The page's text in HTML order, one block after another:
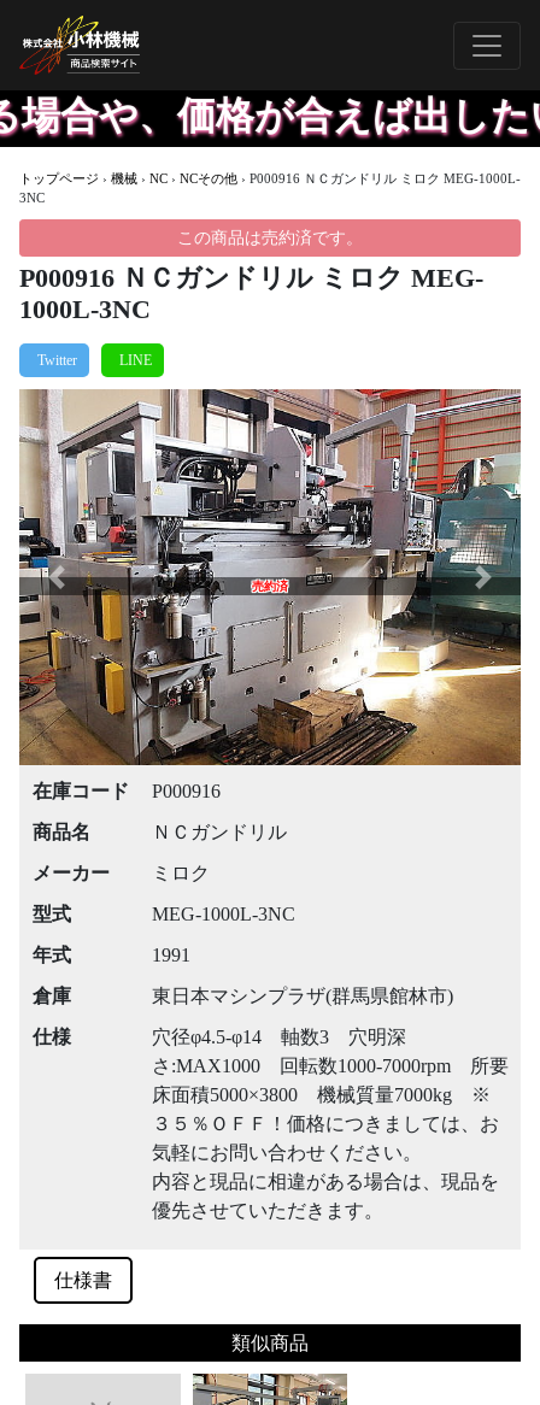
価格が合えば出したい
トップページ › 機械 › NC › NCその他 › P000916 ＮＣガンドリル ミロク MEG-1000L-
3NC
この商品は売約済です。
P000916 ＮＣガンドリル ミロク MEG-
1000L-3NC
売約済
Previous Next
在庫コード
P000916
商品名
ＮＣガンドリル
メーカー
ミロク
型式
MEG-1000L-3NC
年式
1991
倉庫
東日本マシンプラザ(群馬県館林市)
仕様
穴径φ4.5-φ14 軸数3 穴明深
さ:MAX1000 回転数1000-7000rpm 所要
床面積5000×3800 機械質量7000kg ※
３５％ＯＦＦ！価格につきましては、お
気軽にお問い合わせください。
内容と現品に相違がある場合は、現品を
優先させていただきます。
仕様書
類似商品